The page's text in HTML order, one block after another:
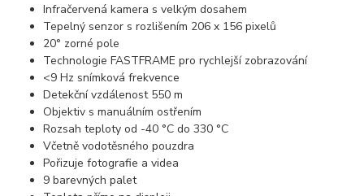
Infračervená kamera s velkým dosahem
Tepelný senzor s rozlišením 206 x 156 pixelů
20° zorné pole
Technologie FASTFRAME pro rychlejší zobrazování
<9 Hz snímková frekvence
Detekční vzdálenost 550 m
Objektiv s manuálním ostřením
Rozsah teploty od -40 °C do 330 °C
Včetně vodotěsného pouzdra
Pořizuje fotografie a videa
9 barevných palet